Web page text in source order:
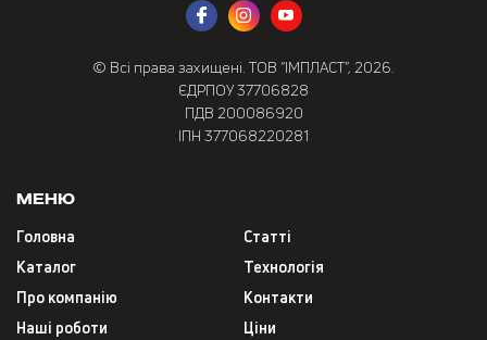
© Всі права захищені. ТОВ “ІМПЛАСТ”, 2026.
ЄДРПОУ 37706828
ПДВ 200086920
ІПН 377068220281
Меню
Головна
Каталог
Про компанію
Наші роботи
Статті
Технологія
Контакти
Ціни